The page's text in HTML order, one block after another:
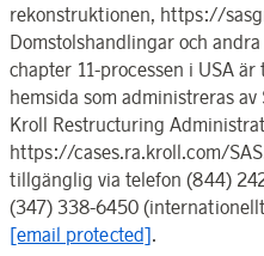
rekonstruktionen, https://
Domstolshandlingar och
chapter 11-processen i USA
hemsida som administreras
Kroll Restructuring
https://cases.ra.kroll.com/
tillgänglig via telefon (844)
(347) 338-6450
[email protected].